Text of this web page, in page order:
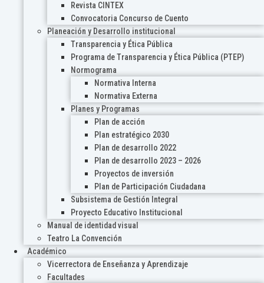
Revista CINTEX
Convocatoria Concurso de Cuento
Planeación y Desarrollo institucional
Transparencia y Ética Pública
Programa de Transparencia y Ética Pública (PTEP)
Normograma
Normativa Interna
Normativa Externa
Planes y Programas
Plan de acción
Plan estratégico 2030
Plan de desarrollo 2022
Plan de desarrollo 2023 – 2026
Proyectos de inversión
Plan de Participación Ciudadana
Subsistema de Gestión Integral
Proyecto Educativo Institucional
Manual de identidad visual
Teatro La Convención
Académico
Vicerrectora de Enseñanza y Aprendizaje
Facultades